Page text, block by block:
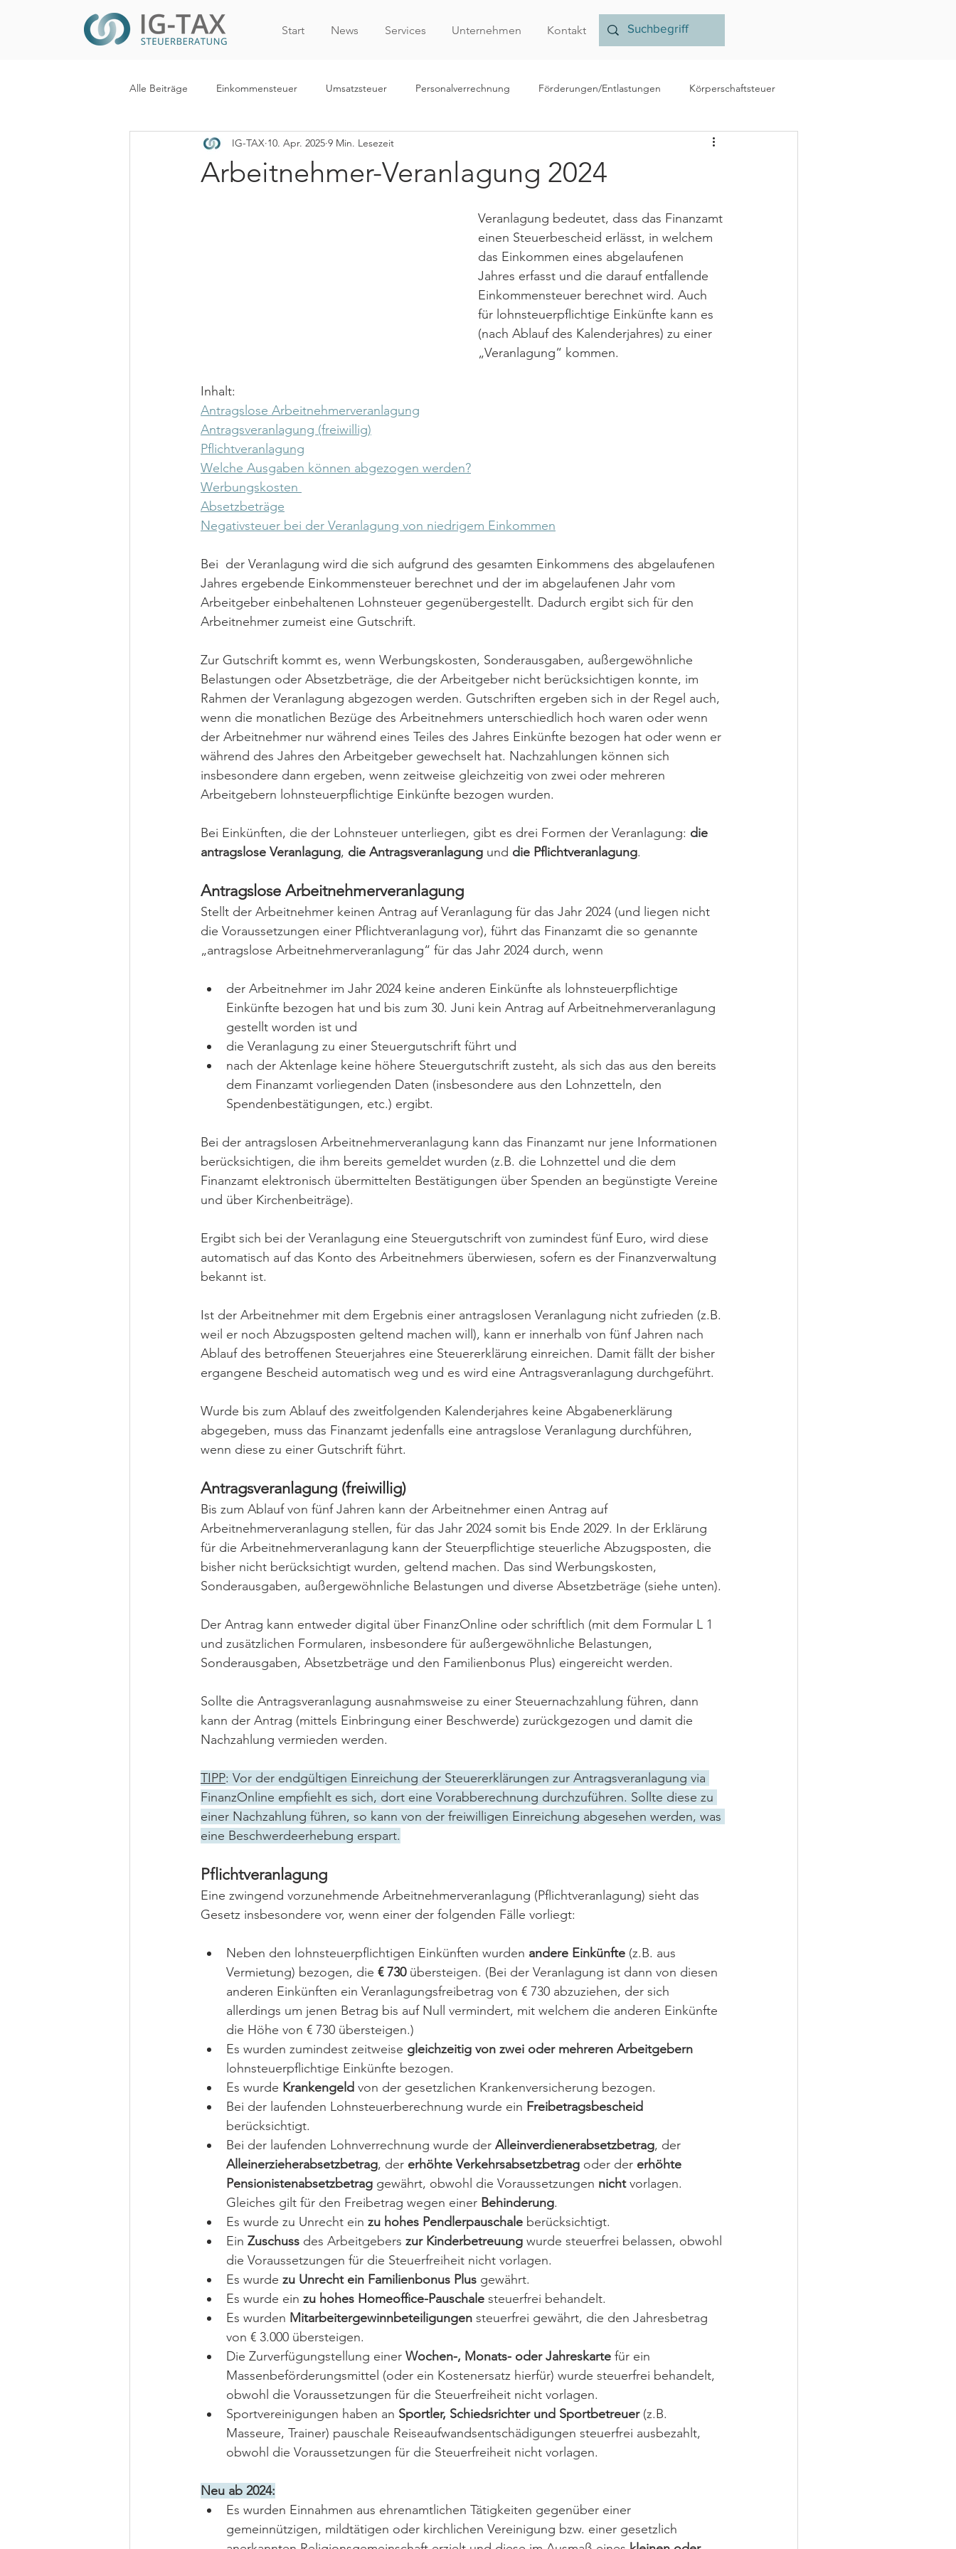
Start News Services Unternehmen Kontakt
Alle Beiträge Einkommensteuer Umsatzsteuer Personalverrechnung Förderungen/Entlastungen Körperschaftsteuer
Internationales Steuerrecht Rechnungslegung/Bilanzierung Ertragsteuer
Arbeitnehmer-Veranlagung 2024
IG-TAX 10. Apr. 2025 9 Min. Lesezeit
Veranlagung bedeutet, dass das Finanzamt
einen Steuerbescheid erlässt, in welchem
das Einkommen eines abgelaufenen
Jahres erfasst und die darauf entfallende
Einkommensteuer berechnet wird. Auch
für lohnsteuerpflichtige Einkünfte kann es
(nach Ablauf des Kalenderjahres) zu einer
„Veranlagung“ kommen.
Inhalt:
Antragslose Arbeitnehmerveranlagung
Antragsveranlagung (freiwillig)
Pflichtveranlagung
Welche Ausgaben können abgezogen werden?
Werbungskosten
Absetzbeträge
Negativsteuer bei der Veranlagung von niedrigem Einkommen
Bei  der Veranlagung wird die sich aufgrund des gesamten Einkommens des abgelaufenen
Jahres ergebende Einkommensteuer berechnet und der im abgelaufenen Jahr vom
Arbeitgeber einbehaltenen Lohnsteuer gegenübergestellt. Dadurch ergibt sich für den
Arbeitnehmer zumeist eine Gutschrift.
Zur Gutschrift kommt es, wenn Werbungskosten, Sonderausgaben, außergewöhnliche
Belastungen oder Absetzbeträge, die der Arbeitgeber nicht berücksichtigen konnte, im
Rahmen der Veranlagung abgezogen werden. Gutschriften ergeben sich in der Regel auch,
wenn die monatlichen Bezüge des Arbeitnehmers unterschiedlich hoch waren oder wenn
der Arbeitnehmer nur während eines Teiles des Jahres Einkünfte bezogen hat oder wenn er
während des Jahres den Arbeitgeber gewechselt hat. Nachzahlungen können sich
insbesondere dann ergeben, wenn zeitweise gleichzeitig von zwei oder mehreren
Arbeitgebern lohnsteuerpflichtige Einkünfte bezogen wurden.
Bei Einkünften, die der Lohnsteuer unterliegen, gibt es drei Formen der Veranlagung: die
antragslose Veranlagung, die Antragsveranlagung und die Pflichtveranlagung.
Antragslose Arbeitnehmerveranlagung
Stellt der Arbeitnehmer keinen Antrag auf Veranlagung für das Jahr 2024 (und liegen nicht
die Voraussetzungen einer Pflichtveranlagung vor), führt das Finanzamt die so genannte
„antragslose Arbeitnehmerveranlagung“ für das Jahr 2024 durch, wenn
der Arbeitnehmer im Jahr 2024 keine anderen Einkünfte als lohnsteuerpflichtige
Einkünfte bezogen hat und bis zum 30. Juni kein Antrag auf Arbeitnehmerveranlagung
gestellt worden ist und
die Veranlagung zu einer Steuergutschrift führt und
nach der Aktenlage keine höhere Steuergutschrift zusteht, als sich das aus den bereits
dem Finanzamt vorliegenden Daten (insbesondere aus den Lohnzetteln, den
Spendenbestätigungen, etc.) ergibt.
Bei der antragslosen Arbeitnehmerveranlagung kann das Finanzamt nur jene Informationen
berücksichtigen, die ihm bereits gemeldet wurden (z.B. die Lohnzettel und die dem
Finanzamt elektronisch übermittelten Bestätigungen über Spenden an begünstigte Vereine
und über Kirchenbeiträge).
Ergibt sich bei der Veranlagung eine Steuergutschrift von zumindest fünf Euro, wird diese
automatisch auf das Konto des Arbeitnehmers überwiesen, sofern es der Finanzverwaltung
bekannt ist.
Ist der Arbeitnehmer mit dem Ergebnis einer antragslosen Veranlagung nicht zufrieden (z.B.
weil er noch Abzugsposten geltend machen will), kann er innerhalb von fünf Jahren nach
Ablauf des betroffenen Steuerjahres eine Steuererklärung einreichen. Damit fällt der bisher
ergangene Bescheid automatisch weg und es wird eine Antragsveranlagung durchgeführt.
Wurde bis zum Ablauf des zweitfolgenden Kalenderjahres keine Abgabenerklärung
abgegeben, muss das Finanzamt jedenfalls eine antragslose Veranlagung durchführen,
wenn diese zu einer Gutschrift führt.
Antragsveranlagung (freiwillig)
Bis zum Ablauf von fünf Jahren kann der Arbeitnehmer einen Antrag auf
Arbeitnehmerveranlagung stellen, für das Jahr 2024 somit bis Ende 2029. In der Erklärung
für die Arbeitnehmerveranlagung kann der Steuerpflichtige steuerliche Abzugsposten, die
bisher nicht berücksichtigt wurden, geltend machen. Das sind Werbungskosten,
Sonderausgaben, außergewöhnliche Belastungen und diverse Absetzbeträge (siehe unten).
Der Antrag kann entweder digital über FinanzOnline oder schriftlich (mit dem Formular L 1
und zusätzlichen Formularen, insbesondere für außergewöhnliche Belastungen,
Sonderausgaben, Absetzbeträge und den Familienbonus Plus) eingereicht werden.
Sollte die Antragsveranlagung ausnahmsweise zu einer Steuernachzahlung führen, dann
kann der Antrag (mittels Einbringung einer Beschwerde) zurückgezogen und damit die
Nachzahlung vermieden werden.
TIPP: Vor der endgültigen Einreichung der Steuererklärungen zur Antragsveranlagung via
FinanzOnline empfiehlt es sich, dort eine Vorabberechnung durchzuführen. Sollte diese zu
einer Nachzahlung führen, so kann von der freiwilligen Einreichung abgesehen werden, was
eine Beschwerdeerhebung erspart.
Pflichtveranlagung
Eine zwingend vorzunehmende Arbeitnehmerveranlagung (Pflichtveranlagung) sieht das
Gesetz insbesondere vor, wenn einer der folgenden Fälle vorliegt:
Neben den lohnsteuerpflichtigen Einkünften wurden andere Einkünfte (z.B. aus
Vermietung) bezogen, die € 730 übersteigen. (Bei der Veranlagung ist dann von diesen
anderen Einkünften ein Veranlagungsfreibetrag von € 730 abzuziehen, der sich
allerdings um jenen Betrag bis auf Null vermindert, mit welchem die anderen Einkünfte
die Höhe von € 730 übersteigen.)
Es wurden zumindest zeitweise gleichzeitig von zwei oder mehreren Arbeitgebern
lohnsteuerpflichtige Einkünfte bezogen.
Es wurde Krankengeld von der gesetzlichen Krankenversicherung bezogen.
Bei der laufenden Lohnsteuerberechnung wurde ein Freibetragsbescheid
berücksichtigt.
Bei der laufenden Lohnverrechnung wurde der Alleinverdienerabsetzbetrag, der
Alleinerzieherabsetzbetrag, der erhöhte Verkehrsabsetzbetrag oder der erhöhte
Pensionistenabsetzbetrag gewährt, obwohl die Voraussetzungen nicht vorlagen.
Gleiches gilt für den Freibetrag wegen einer Behinderung.
Es wurde zu Unrecht ein zu hohes Pendlerpauschale berücksichtigt.
Ein Zuschuss des Arbeitgebers zur Kinderbetreuung wurde steuerfrei belassen, obwohl
die Voraussetzungen für die Steuerfreiheit nicht vorlagen.
Es wurde zu Unrecht ein Familienbonus Plus gewährt.
Es wurde ein zu hohes Homeoffice-Pauschale steuerfrei behandelt.
Es wurden Mitarbeitergewinnbeteiligungen steuerfrei gewährt, die den Jahresbetrag
von € 3.000 übersteigen.
Die Zurverfügungstellung einer Wochen-, Monats- oder Jahreskarte für ein
Massenbeförderungsmittel (oder ein Kostenersatz hierfür) wurde steuerfrei behandelt,
obwohl die Voraussetzungen für die Steuerfreiheit nicht vorlagen.
Sportvereinigungen haben an Sportler, Schiedsrichter und Sportbetreuer (z.B.
Masseure, Trainer) pauschale Reiseaufwandsentschädigungen steuerfrei ausbezahlt,
obwohl die Voraussetzungen für die Steuerfreiheit nicht vorlagen.
Neu ab 2024:
Es wurden Einnahmen aus ehrenamtlichen Tätigkeiten gegenüber einer
gemeinnützigen, mildtätigen oder kirchlichen Vereinigung bzw. einer gesetzlich